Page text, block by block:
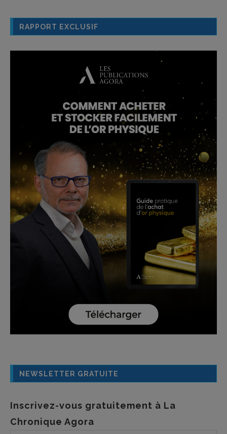
RAPPORT EXCLUSIF
NEWSLETTER GRATUITE
Inscrivez-vous gratuitement à La
Chronique Agora